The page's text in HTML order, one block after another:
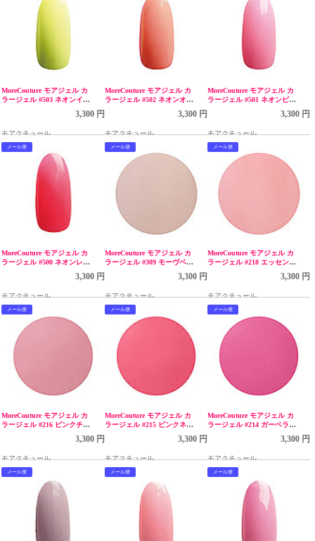
MoreCouture モアジェル カ
ラージェル #503 ネオンイエ
3,300 円
モアクチュール
MoreCouture モアジェル カ
ラージェル #502 ネオンオレ
3,300 円
モアクチュール
MoreCouture モアジェル カ
ラージェル #501 ネオンピン
3,300 円
モアクチュール
メール便
MoreCouture モアジェル カ
ラージェル #500 ネオンレッ
3,300 円
モアクチュール
メール便
MoreCouture モアジェル カ
ラージェル #309 モーヴベー
3,300 円
モアクチュール
メール便
MoreCouture モアジェル カ
ラージェル #218 エッセンシ
3,300 円
モアクチュール
メール便
MoreCouture モアジェル カ
ラージェル #216 ピンクチュ
3,300 円
モアクチュール
メール便
MoreCouture モアジェル カ
ラージェル #215 ピンクネク
3,300 円
モアクチュール
メール便
MoreCouture モアジェル カ
ラージェル #214 ガーベラピ
3,300 円
モアクチュール
メール便 メール便 メール便